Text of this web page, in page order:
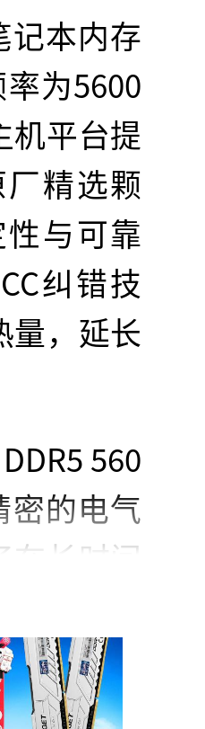
记本内存
为5600
机平台提
精选颗
与可靠
纠错技
量，延长
560
密的电气
在长时间
视频播
操作体